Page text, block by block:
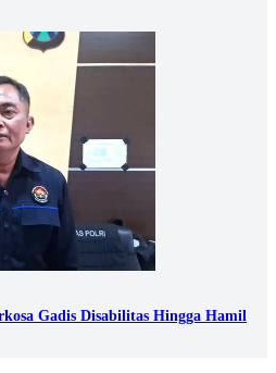
Gadis Disabilitas Hingga Hamil